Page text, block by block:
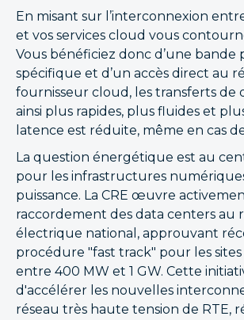
En misant sur l’interconnexion
et vos services cloud vous
Vous bénéficiez donc d’une bande
spécifique et d’un accès direct au
fournisseur cloud, les transferts de
ainsi plus rapides, plus fluides et
latence est réduite, même en cas
La question énergétique est au
pour les infrastructures
puissance. La CRE œuvre
raccordement des data centers au
électrique national, approuvant
procédure "fast track" pour les
entre 400 MW et 1 GW. Cette
d'accélérer les nouvelles
réseau très haute tension de RTE,